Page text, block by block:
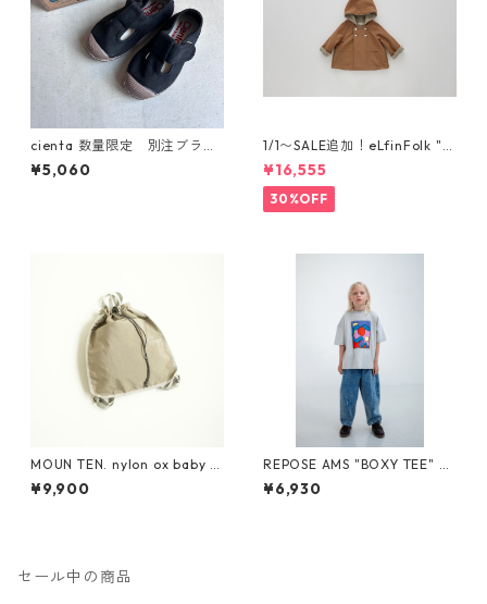
cienta 数量限定 別注ブラウ
ンソール Tストラップ シュー
ズ Negro
¥5,060
1/1〜SALE追加！eLfinFolk "el
f coat" (milky brown) 110 12
0 130
¥16,555
30%OFF
MOUN TEN. nylon ox baby k
napsack [MA71-0215a]
¥9,900
REPOSE AMS "BOXY TEE" SS
26-86
¥6,930
セール中の商品